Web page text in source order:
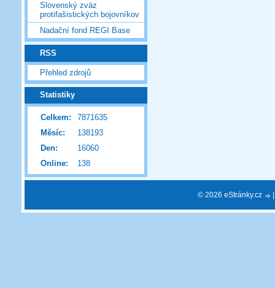
Slovenský zväz
protifašistických bojovníkov
Nadační fond REGI Base
RSS
Přehled zdrojů
Statistiky
Online: 138
Celkem:
7871635
Měsíc:
138193
Den:
16060
© 2026 eStránky.cz